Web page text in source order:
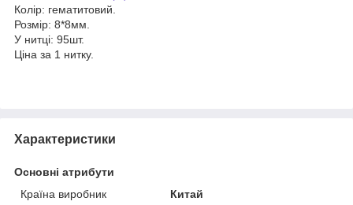
Колір: гематитовий.
Розмір: 8*8мм.
У нитці: 95шт.
Ціна за 1 нитку.
Характеристики
Основні атрибути
Країна виробник
Китай